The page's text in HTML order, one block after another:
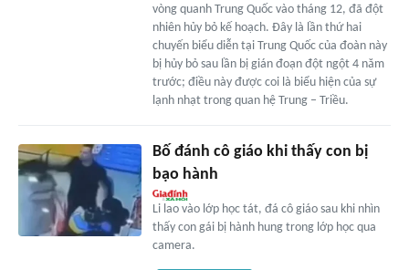
vòng quanh Trung Quốc vào tháng 12, đã đột
nhiên hủy bỏ kế hoạch. Đây là lần thứ hai
chuyến biểu diễn tại Trung Quốc của đoàn này
bị hủy bỏ sau lần bị gián đoạn đột ngột 4 năm
trước; điều này được coi là biểu hiện của sự
lạnh nhạt trong quan hệ Trung – Triều.
Bố đánh cô giáo khi thấy con bị
bạo hành
Li lao vào lớp học tát, đá cô giáo sau khi nhìn
thấy con gái bị hành hung trong lớp học qua
camera.